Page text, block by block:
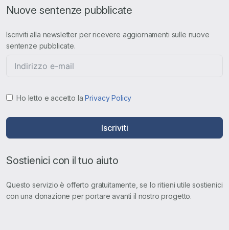
Nuove sentenze pubblicate
Iscriviti alla newsletter per ricevere aggiornamenti sulle nuove
sentenze pubblicate.
Ho letto e accetto laPrivacy Policy
Iscriviti
Sostienici con il tuo aiuto
Questo servizio è offerto gratuitamente, se lo ritieni utile sostienici
con una donazione per portare avanti il nostro progetto.